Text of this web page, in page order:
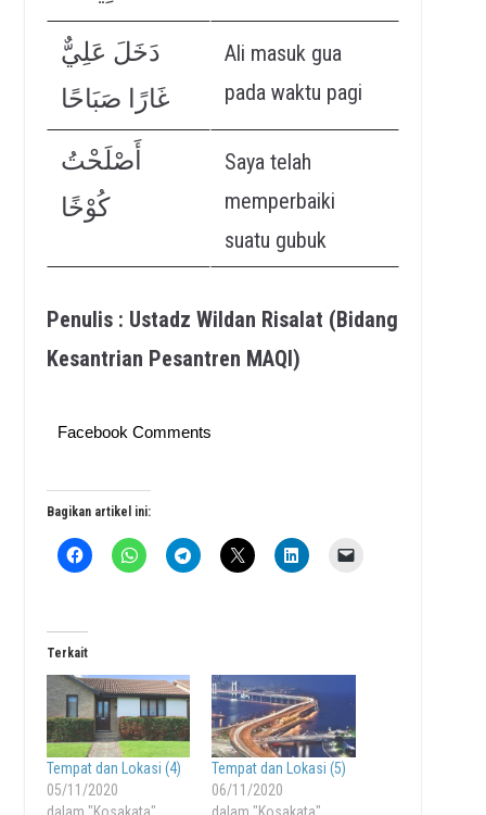
دَخَلَ عَلِيٌّ
غَارًا صَبَاحًا
Ali masuk gua
pada waktu pagi
أَصْلَحْتُ
كُوْخًا
Saya telah
memperbaiki
suatu gubuk
Penulis : Ustadz Wildan Risalat (Bidang
Kesantrian Pesantren MAQI)
Facebook Comments
Bagikan artikel ini:
Terkait
Tempat dan Lokasi (4)
05/11/2020
dalam "Kosakata"
Tempat dan Lokasi (5)
06/11/2020
dalam "Kosakata"